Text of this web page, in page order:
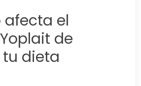
afecta el
de
dieta